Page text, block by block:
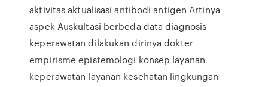
aktivitas aktualisasi antibodi antigen Artinya
aspek Auskultasi berbeda data diagnosis
keperawatan dilakukan dirinya dokter
empirisme epistemologi konsep layanan
keperawatan layanan kesehatan lingkungan